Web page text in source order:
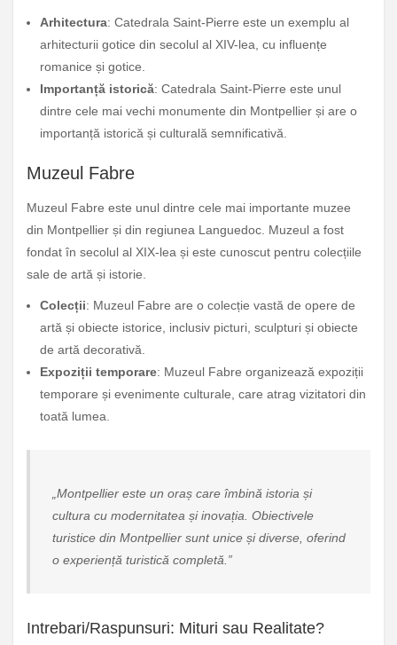
Arhitectura: Catedrala Saint-Pierre este un exemplu al
arhitecturii gotice din secolul al XIV-lea, cu influențe
romanice și gotice.
Importanță istorică: Catedrala Saint-Pierre este unul
dintre cele mai vechi monumente din Montpellier și are o
importanță istorică și culturală semnificativă.
Muzeul Fabre
Muzeul Fabre este unul dintre cele mai importante muzee
din Montpellier și din regiunea Languedoc. Muzeul a fost
fondat în secolul al XIX-lea și este cunoscut pentru colecțiile
sale de artă și istorie.
Colecții: Muzeul Fabre are o colecție vastă de opere de
artă și obiecte istorice, inclusiv picturi, sculpturi și obiecte
de artă decorativă.
Expoziții temporare: Muzeul Fabre organizează expoziții
temporare și evenimente culturale, care atrag vizitatori din
toată lumea.
„Montpellier este un oraș care îmbină istoria și
cultura cu modernitatea și inovația. Obiectivele
turistice din Montpellier sunt unice și diverse, oferind
o experiență turistică completă.”
Intrebari/Raspunsuri: Mituri sau Realitate?